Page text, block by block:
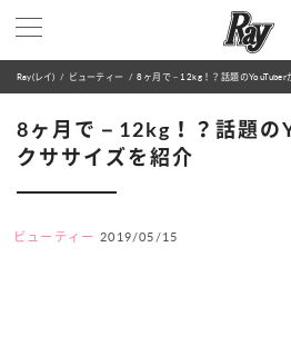
Ray(レイ) ビューティー 8ヶ月で－12kg！？話題の
8ヶ月で－12kg！？話題の
クササイズを紹介
ビューティー 2019/05/15